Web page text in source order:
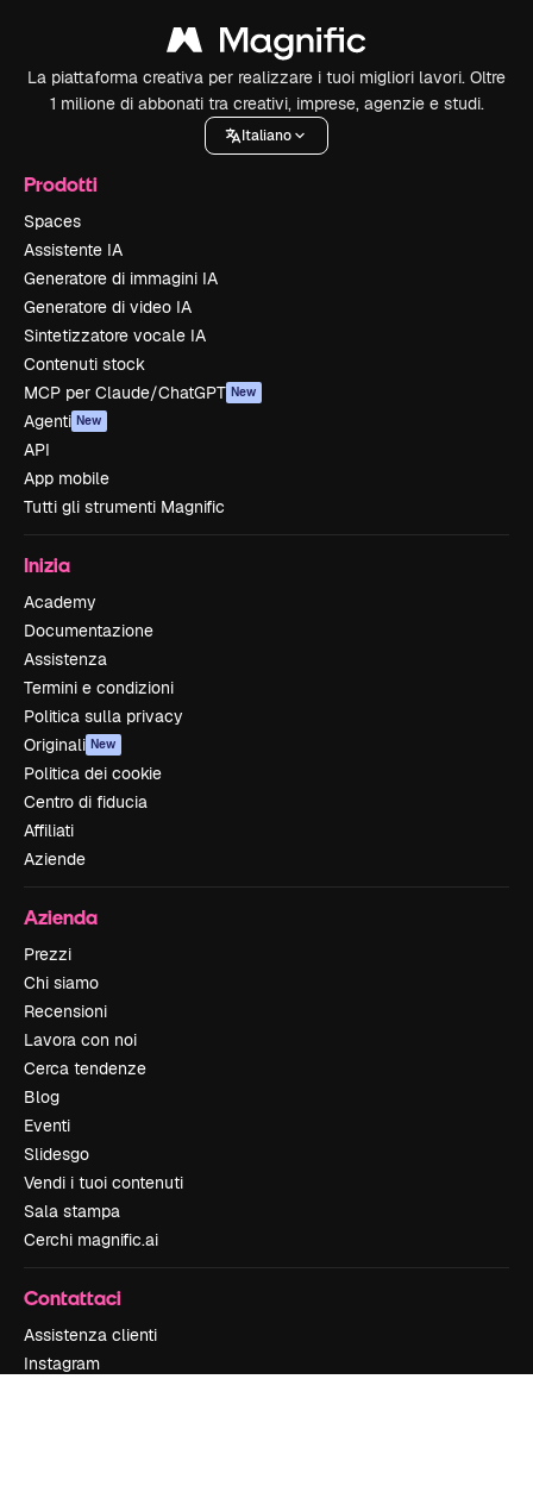
La piattaforma creativa per realizzare i tuoi migliori lavori. Oltre
1 milione di abbonati tra creativi, imprese, agenzie e studi.
Italiano
Prodotti
Spaces
Assistente IA
Generatore di immagini IA
Generatore di video IA
Sintetizzatore vocale IA
Contenuti stock
MCP per Claude/ChatGPT New
Agenti New
API
App mobile
Tutti gli strumenti Magnific
Inizia
Academy
Documentazione
Assistenza
Termini e condizioni
Politica sulla privacy
Originali New
Politica dei cookie
Centro di fiducia
Affiliati
Aziende
Azienda
Prezzi
Chi siamo
Recensioni
Lavora con noi
Cerca tendenze
Blog
Eventi
Slidesgo
Vendi i tuoi contenuti
Sala stampa
Cerchi magnific.ai
Contattaci
Assistenza clienti
Instagram